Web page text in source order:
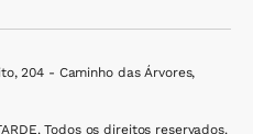
204 - Caminho das Árvores,
Todos os direitos reservados.